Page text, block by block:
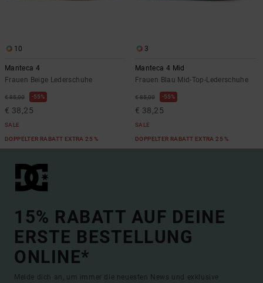
10
Manteca 4
Frauen Beige Lederschuhe
€ 85,00 55%
€ 38,25
SALE
DOPPELTER RABATT EXTRA 25 %
3
Manteca 4 Mid
Frauen Blau Mid-Top-Lederschuhe
€ 85,00 55%
€ 38,25
SALE
DOPPELTER RABATT EXTRA 25 %
15% RABATT AUF DEINE
ERSTE BESTELLUNG
ONLINE*
Melde dich an, um immer die neuesten News und exklusive